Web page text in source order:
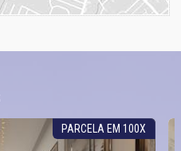
PARCELA EM 100X